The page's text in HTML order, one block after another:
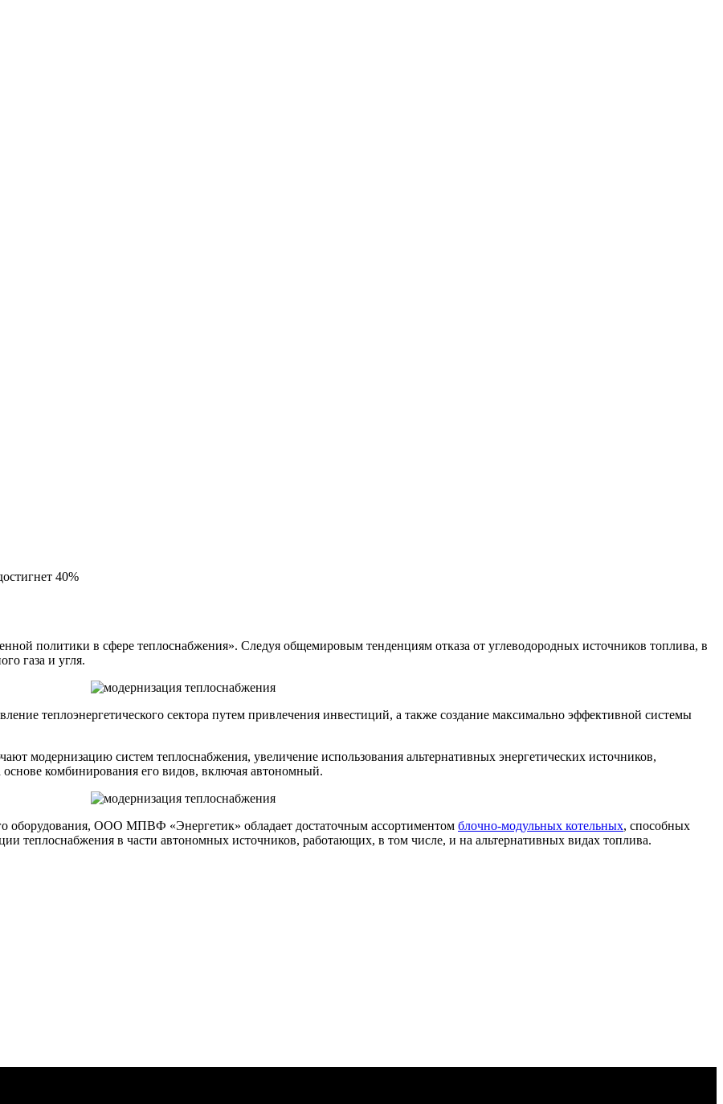
40%
политики в сфере теплоснабжения». Следуя общемировым тенденциям отказа от углеводородных источников топлива, в
газа и угля.
теплоэнергетического сектора путем привлечения инвестиций, а также создание максимально эффективной системы
модернизацию систем теплоснабжения, увеличение использования альтернативных энергетических источников,
комбинирования его видов, включая автономный.
оборудования, ООО МПВФ «Энергетик» обладает достаточным ассортиментом блочно-модульных котельных, способных
теплоснабжения в части автономных источников, работающих, в том числе, и на альтернативных видах топлива.